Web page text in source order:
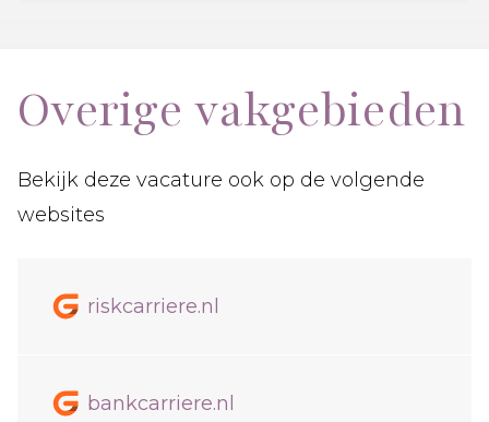
Overige vakgebieden
Bekijk deze vacature ook op de volgende
websites
riskcarriere.nl
bankcarriere.nl